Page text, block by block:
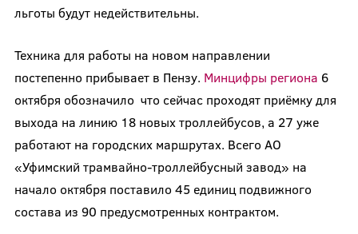
льготы будут недействительны.
Техника для работы на новом направлении
постепенно прибывает в Пензу. Минцифры региона 6
октября обозначило что сейчас проходят приёмку для
выхода на линию 18 новых троллейбусов, а 27 уже
работают на городских маршрутах. Всего АО
«Уфимский трамвайно-троллейбусный завод» на
начало октября поставило 45 единиц подвижного
состава из 90 предусмотренных контрактом.